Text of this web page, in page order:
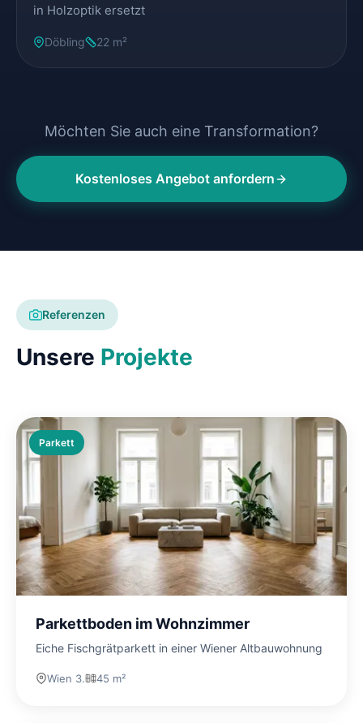
in Holzoptik ersetzt
Döbling 22 m²
Möchten Sie auch eine Transformation?
Kostenloses Angebot anfordern
Referenzen
Unsere Projekte
Parkett
Parkettboden im Wohnzimmer
Eiche Fischgrätparkett in einer Wiener Altbauwohnung
Wien 3. 45 m²